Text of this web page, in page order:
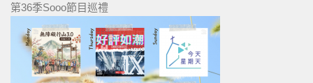
第36季Sooo節目巡禮